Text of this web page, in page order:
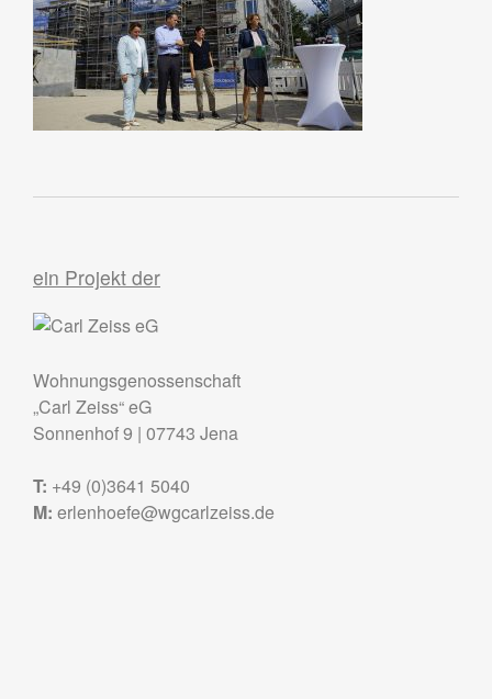
ein Projekt der
Wohnungsgenossenschaft
„Carl Zeiss“ eG
Sonnenhof 9 | 07743 Jena
T: +49 (0)3641 5040
M: erlenhoefe@wgcarlzeiss.de